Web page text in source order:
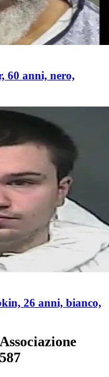
60 anni, nero,
26 anni, bianco,